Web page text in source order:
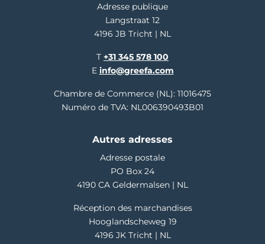
Adresse publique
Langstraat 12
4196 JB Tricht | NL
T +31 345 578 100
E info@greefa.com
Chambre de Commerce (NL): 11016475
Numéro de TVA: NL006390493B01
Autres adresses
Adresse postale
PO Box 24
4190 CA Geldermalsen | NL
Réception des marchandises
Hooglandscheweg 19
4196 JK Tricht | NL